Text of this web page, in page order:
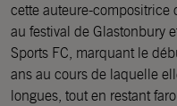
cette auteure-compositrice
au festival de Glastonbury
Sports FC, marquant le
ans au cours de laquelle
longues, tout en restant